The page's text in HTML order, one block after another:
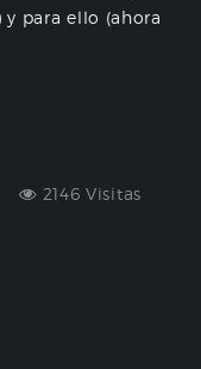
para ello (ahora
2146 Visitas